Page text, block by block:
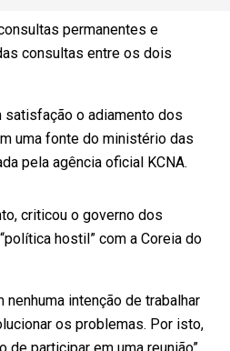
permanentes e
consultas entre os dois
satisfação o adiamento dos
uma fonte do ministério das
pela agência oficial KCNA.
criticou o governo dos
hostil” com a Coreia do
nenhuma intenção de trabalhar
os problemas. Por isto,